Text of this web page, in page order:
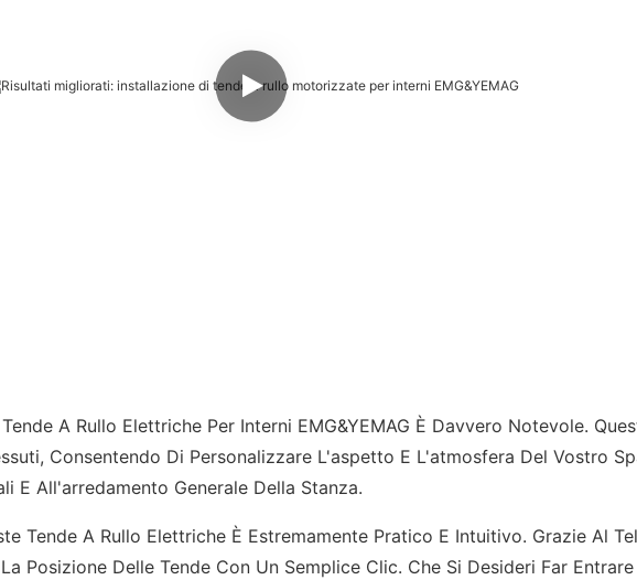
A Rullo Elettriche Per Interni EMG&YEMAG È Davvero Notevole.
Consentendo Di Personalizzare L'aspetto E L'atmosfera Del Vostro
E All'arredamento Generale Della Stanza.
Tende A Rullo Elettriche È Estremamente Pratico E Intuitivo. Grazie Al
Posizione Delle Tende Con Un Semplice Clic. Che Si Desideri Far